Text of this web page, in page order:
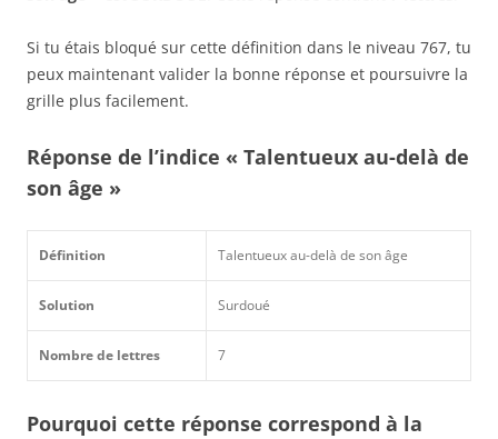
Si tu étais bloqué sur cette définition dans le niveau 767, tu
peux maintenant valider la bonne réponse et poursuivre la
grille plus facilement.
Réponse de l’indice « Talentueux au-delà de
son âge »
Définition Talentueux au-delà de son âge
Solution Surdoué
Nombre de lettres 7
Pourquoi cette réponse correspond à la